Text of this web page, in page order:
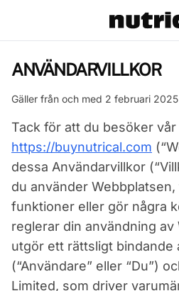
ANVÄNDARVILLKOR
Gäller från och med 2 februari 2025
Tack för att du besöker
https://buynutrical.com
dessa Användarvillkor
du använder
funktioner eller gör några
reglerar din användning av
utgör ett rättsligt bindande
(“Användare” eller “Du”)
Limited, som driver